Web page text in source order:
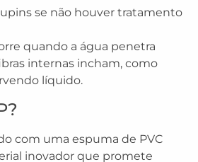
se não houver tratamento
quando a água penetra
internas incham, como
líquido.
com uma espuma de PVC
inovador que promete